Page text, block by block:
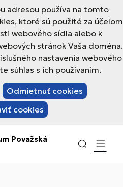
adresou používa na tomto
ktoré sú použité za účelom
webového sídla alebo k
stránok Vaša doména.
nastavenia webového
súhlas s ich používaním.
Odmietnuť cookies
cookies
Považská